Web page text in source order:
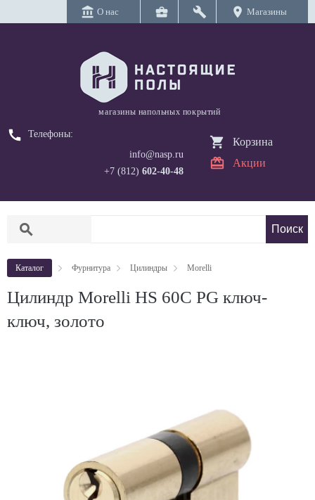
account_balance О нас business_center build location_on Магазины
магазины напольных покрытий
call
Телефоны:
info@nasp.ru
+7 (812) 602-40-48
Корзина
Акции
search
Каталог Фурнитура Цилиндры Morelli
Цилиндр Morelli HS 60C PG ключ-
ключ, золото